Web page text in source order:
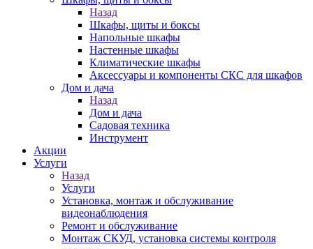
Назад
Шкафы, щиты и боксы
Напольные шкафы
Настенные шкафы
Климатические шкафы
Аксессуары и компоненты СКС для шкафов
Дом и дача
Назад
Дом и дача
Садовая техника
Инструмент
Акции
Услуги
Назад
Услуги
Установка, монтаж и обслуживание
видеонаблюдения
Ремонт и обслуживание
Монтаж СКУД, установка системы контроля